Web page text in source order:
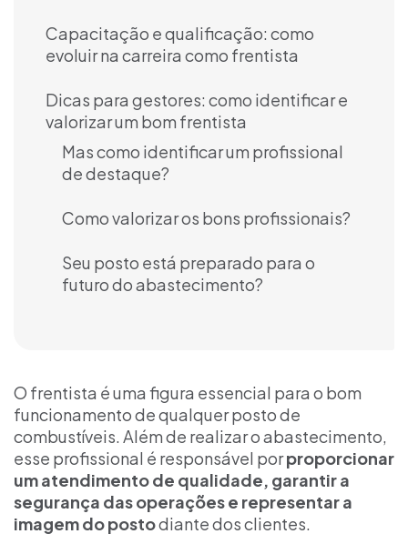
O frentista é uma figura essencial para o bom
funcionamento de qualquer posto de
combustíveis. Além de realizar o abastecimento,
esse profissional é responsável porproporcionar
um atendimento de qualidade, garantir a
segurança das operações e representar a
imagem do postodiante dos clientes.
Capacitação e qualificação: como
evoluir na carreira como frentista
Dicas para gestores: como identificar e
valorizar um bom frentista
Mas como identificar um profissional
de destaque?
Como valorizar os bons profissionais?
Seu posto está preparado para o
futuro do abastecimento?